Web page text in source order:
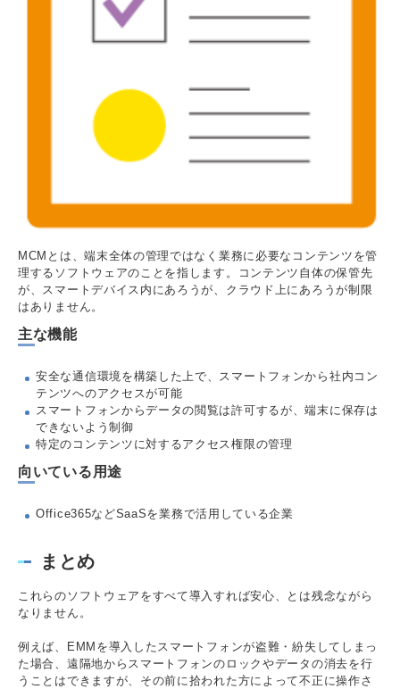
MCMとは、端末全体の管理ではなく業務に必要なコンテンツを管
理するソフトウェアのことを指します。コンテンツ自体の保管先
が、スマートデバイス内にあろうが、クラウド上にあろうが制限
はありません。
主な機能
安全な通信環境を構築した上で、スマートフォンから社内コン
テンツへのアクセスが可能
スマートフォンからデータの閲覧は許可するが、端末に保存は
できないよう制御
特定のコンテンツに対するアクセス権限の管理
向いている用途
Office365などSaaSを業務で活用している企業
まとめ
これらのソフトウェアをすべて導入すれば安心、とは残念ながら
なりません。
例えば、EMMを導入したスマートフォンが盗難・紛失してしまっ
た場合、遠隔地からスマートフォンのロックやデータの消去を行
うことはできますが、その前に拾われた方によって不正に操作さ